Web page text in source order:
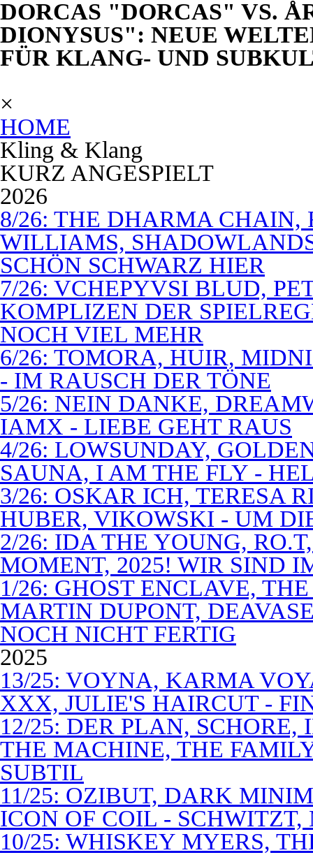
DORCAS "DORCAS" VS.
DIONYSUS": NEUE
FÜR KLANG- UND
×
HOME
Kling & Klang
KURZ ANGESPIELT
2026
8/26: THE DHARMA CHAIN,
WILLIAMS,
SCHÖN SCHWARZ HIER
7/26: VCHEPYVSI BLUD,
KOMPLIZEN DER
NOCH VIEL MEHR
6/26: TOMORA, HUIR,
- IM RAUSCH DER TÖNE
5/26: NEIN DANKE,
IAMX - LIEBE GEHT RAUS
4/26: LOWSUNDAY,
SAUNA, I AM THE FLY -
3/26: OSKAR ICH, TERESA
HUBER, VIKOWSKI - UM
2/26: IDA THE YOUNG,
MOMENT, 2025! WIR SIND
1/26: GHOST ENCLAVE,
MARTIN DUPONT,
NOCH NICHT FERTIG
2025
13/25: VOYNA, KARMA
XXX, JULIE'S HAIRCUT -
12/25: DER PLAN,
THE MACHINE, THE
SUBTIL
11/25: OZIBUT, DARK
ICON OF COIL -
10/25: WHISKEY MYERS,